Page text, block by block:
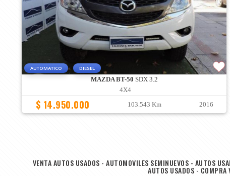
AUTOMATICO DIESEL
MAZDA BT-50 SDX 3.2
4X4
$ 14.950.000 103.543 Km 2016
VENTA AUTOS USADOS - AUTOMOVILES SEMINUEVOS - AUTOS
AUTOS USADOS - COMPRA